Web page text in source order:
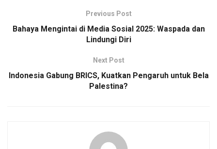
Previous Post
Bahaya Mengintai di Media Sosial 2025: Waspada dan
Lindungi Diri
Next Post
Indonesia Gabung BRICS, Kuatkan Pengaruh untuk Bela
Palestina?